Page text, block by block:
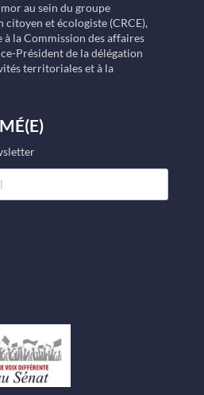
au sein du groupe
et écologiste (CRCE),
à la Commission des affaires
Président de la délégation
territoriales et à la